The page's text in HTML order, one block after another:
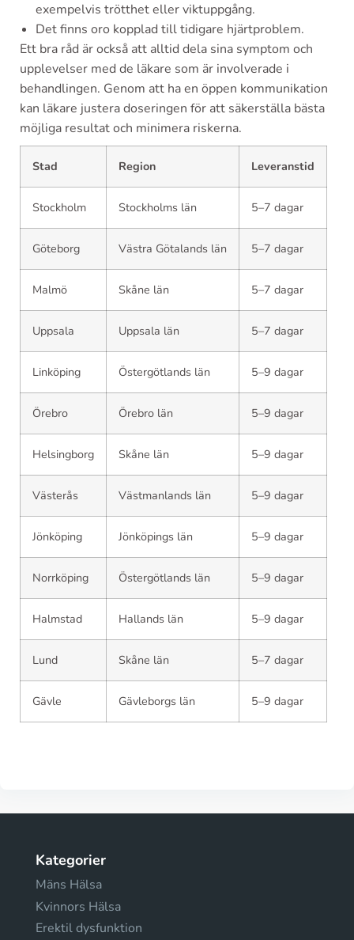
exempelvis trötthet eller viktuppgång.
Det finns oro kopplad till tidigare hjärtproblem.
Ett bra råd är också att alltid dela sina symptom och
upplevelser med de läkare som är involverade i
behandlingen. Genom att ha en öppen kommunikation
kan läkare justera doseringen för att säkerställa bästa
möjliga resultat och minimera riskerna.
Stad Region Leveranstid
Stockholm Stockholms län 5–7 dagar
Göteborg Västra Götalands län 5–7 dagar
Malmö Skåne län 5–7 dagar
Uppsala Uppsala län 5–7 dagar
Linköping Östergötlands län 5–9 dagar
Örebro Örebro län 5–9 dagar
Helsingborg Skåne län 5–9 dagar
Västerås Västmanlands län 5–9 dagar
Jönköping Jönköpings län 5–9 dagar
Norrköping Östergötlands län 5–9 dagar
Halmstad Hallands län 5–9 dagar
Lund Skåne län 5–7 dagar
Gävle Gävleborgs län 5–9 dagar
Kategorier
Mäns Hälsa
Kvinnors Hälsa
Erektil dysfunktion